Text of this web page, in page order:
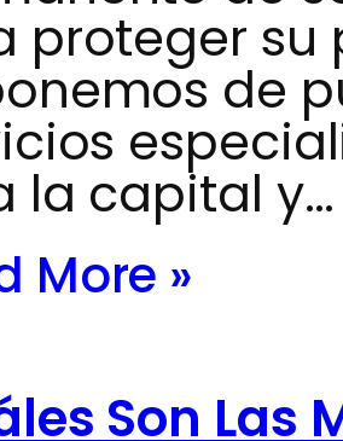
proteger su
de
la capital y…
More »
Son Las